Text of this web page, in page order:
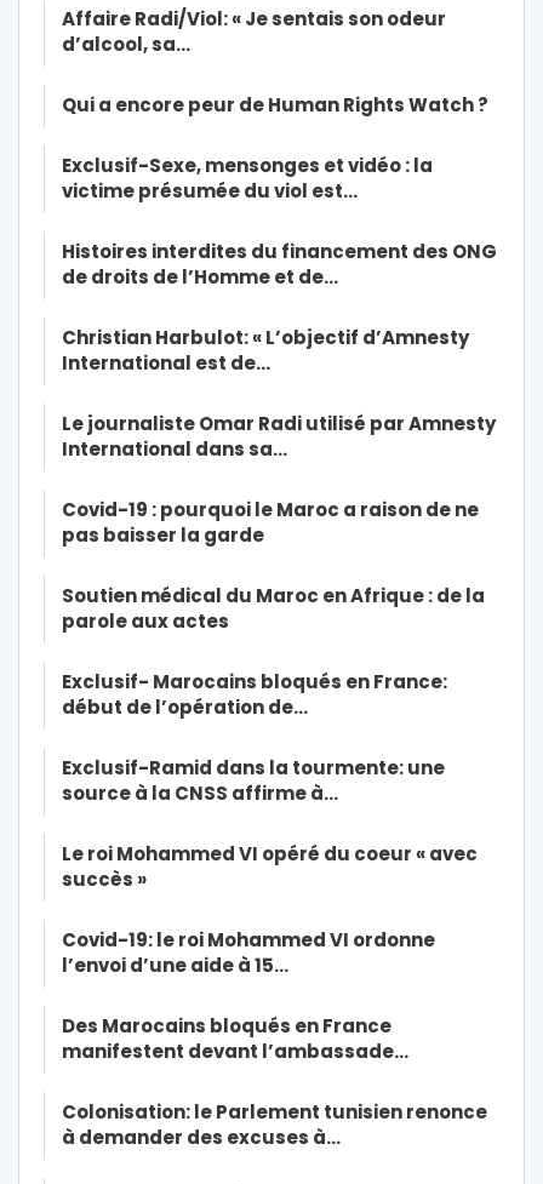
Affaire Radi/Viol: « Je sentais son odeur
d’alcool, sa…
Qui a encore peur de Human Rights Watch ?
Exclusif-Sexe, mensonges et vidéo : la
victime présumée du viol est…
Histoires interdites du financement des ONG
de droits de l’Homme et de…
Christian Harbulot: « L’objectif d’Amnesty
International est de…
Le journaliste Omar Radi utilisé par Amnesty
International dans sa…
Covid-19 : pourquoi le Maroc a raison de ne
pas baisser la garde
Soutien médical du Maroc en Afrique : de la
parole aux actes
Exclusif- Marocains bloqués en France:
début de l’opération de…
Exclusif-Ramid dans la tourmente: une
source à la CNSS affirme à…
Le roi Mohammed VI opéré du coeur « avec
succès »
Covid-19: le roi Mohammed VI ordonne
l’envoi d’une aide à 15…
Des Marocains bloqués en France
manifestent devant l’ambassade…
Colonisation: le Parlement tunisien renonce
à demander des excuses à…